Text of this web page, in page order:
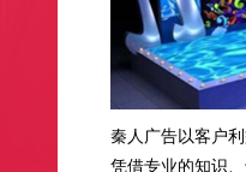
秦人广告以客户利
凭借专业的知识